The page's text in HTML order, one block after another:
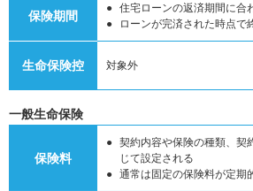
保険期間
住宅ローンの返済期間に合
ローンが完済された時点で
生命保険控 対象外
一般生命保険
保険料
契約内容や保険の種類、契
じて設定される
通常は固定の保険料が定期